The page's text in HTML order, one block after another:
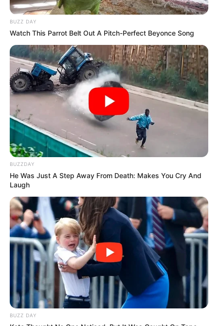
BUZZ DAY
Watch This Parrot Belt Out A Pitch-Perfect Beyonce Song
BUZZDAY
He Was Just A Step Away From Death: Makes You Cry And
Laugh
BUZZ DAY